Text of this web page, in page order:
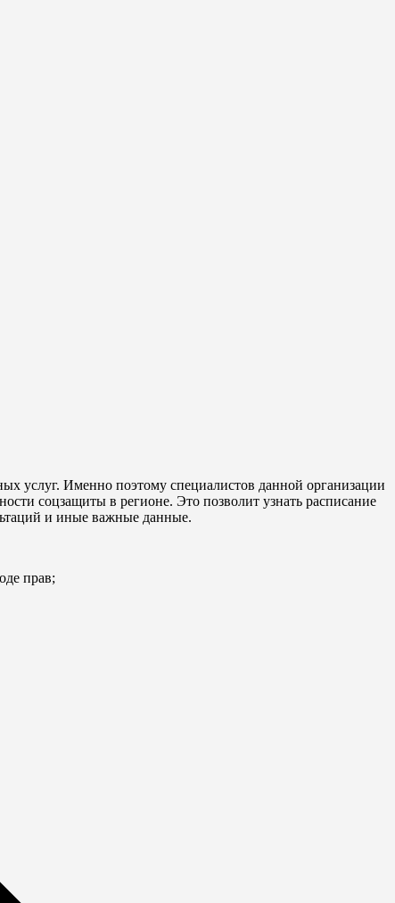
услуг. Именно поэтому специалистов данной организации
соцзащиты в регионе. Это позволит узнать расписание
и иные важные данные.
прав;